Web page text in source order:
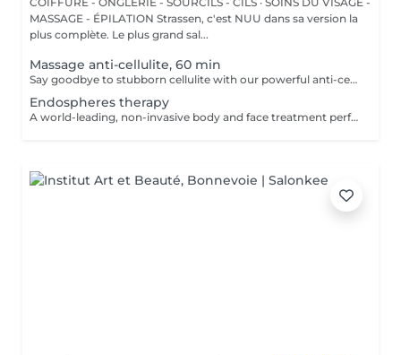
MASSAGE - ÉPILATION Strassen, c'est NUU dans sa version la
plus complète. Le plus grand sal...
Massage anti-cellulite, 60 min
Say goodbye to stubborn cellulite with our powerful anti-cellulite massage! This intensive treatment uses firm, targeted techniques to stimulate circulation, break down fat deposits, and smooth the skin's texture. By enhancing lymphatic flow and increasing metabolism, it visibly reduces the appearance of dimples and improves overall skin tone. Ideal as part of a body contouring plan. Age restrictions: recommended to do from 16 years. Post procedure recommendations: do not do sport and any sharp movements for 2-3 hours after the procedure. Frequency: 2-3 times per week, 10 times in total. Repeat once in 3-6 months.
Endospheres therapy
A world-leading, non-invasive body and face treatment performed using the original 3rd-generation Endospheres® technology one of the most advanced solutions on the market for sculpting, drainage, and skin firming. This Italian medical technology combines microvibration, deep lymphatic drainage, and muscle stimulation to deliver visible results from the very first session. Why Endospheres® at NUU: Original 3rd-generation Endospheres® device · Authentic Italian technology · Instant lightness, firmness, and contouring · Safe, natural, and highly effective · No downtime Key benefits: Reduces cellulite and water retention Improves blood and lymphatic circulation Firms and tightens the skin Relieves muscle tension and heaviness Stimulates collagen and natural glow A.F.T. (Abdominal Fat Treatment) Advanced thermal and vacuum technology designed to activate fat metabolism, enhance lymphatic drainage, and sculpt the abdominal area safely and comfortably. Recommended from: 18+ Post-care: No downtime Frequency: Course recommended for optimal results Results are visible and progressive with regular sessions.